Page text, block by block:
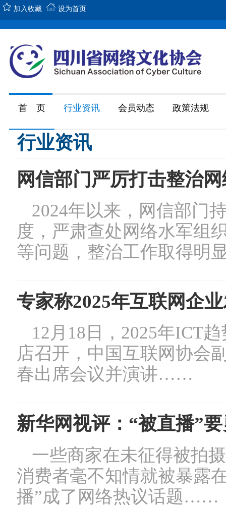
加入收藏 设为首页
首 页 行业资讯 会员动态 政策法规
行业资讯
网信部门严厉打击整治
2024年以来，网信部门
度，严肃查处网络水军组
等问题，整治工作取得
专家称2025年互联网企
12月18日，2025年ICT
店召开，中国互联网协会
春出席会议并演讲……
新华网视评：“被直播”
一些商家在未征得被拍
消费者毫不知情就被暴露
播”成了网络热议话题……